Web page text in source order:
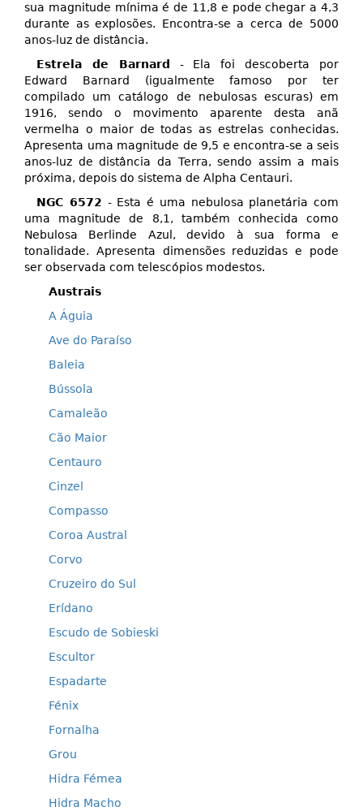
sua magnitude mínima é de 11,8 e pode chegar a 4,3
durante as explosões. Encontra-se a cerca de 5000
anos-luz de distância.
Estrela de Barnard
- Ela foi descoberta por
Edward Barnard (igualmente famoso por ter
compilado um catálogo de nebulosas escuras) em
1916, sendo o movimento aparente desta anã
vermelha o maior de todas as estrelas conhecidas.
Apresenta uma magnitude de 9,5 e encontra-se a seis
anos-luz de distância da Terra, sendo assim a mais
próxima, depois do sistema de Alpha Centauri.
NGC 6572 - Esta é uma nebulosa planetária com
uma magnitude de 8,1, também conhecida como
Nebulosa Berlinde Azul, devido à sua forma e
tonalidade. Apresenta dimensões reduzidas e pode
ser observada com telescópios modestos.
Austrais
A Águia
Ave do Paraíso
Baleia
Bússola
Camaleão
Cão Maior
Centauro
Cinzel
Compasso
Coroa Austral
Corvo
Cruzeiro do Sul
Erídano
Escudo de Sobieski
Escultor
Espadarte
Fénix
Fornalha
Grou
Hidra Fémea
Hidra Macho